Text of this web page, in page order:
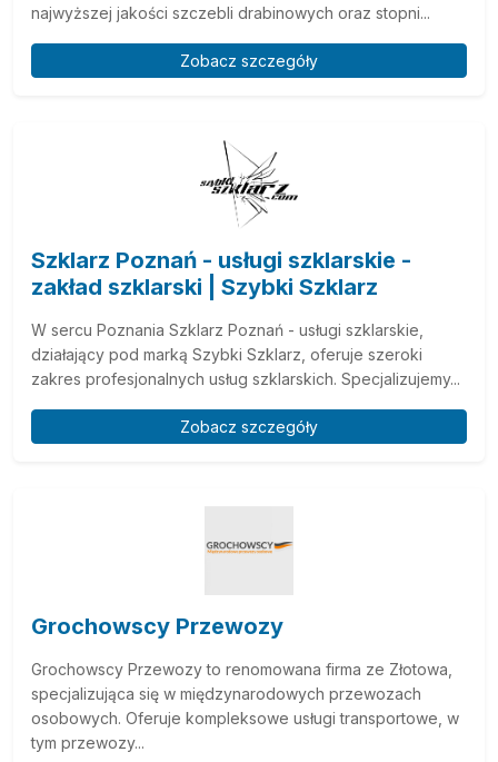
najwyższej jakości szczebli drabinowych oraz stopni...
Zobacz szczegóły
Szklarz Poznań - usługi szklarskie -
zakład szklarski | Szybki Szklarz
W sercu Poznania Szklarz Poznań - usługi szklarskie,
działający pod marką Szybki Szklarz, oferuje szeroki
zakres profesjonalnych usług szklarskich. Specjalizujemy...
Zobacz szczegóły
Grochowscy Przewozy
Grochowscy Przewozy to renomowana firma ze Złotowa,
specjalizująca się w międzynarodowych przewozach
osobowych. Oferuje kompleksowe usługi transportowe, w
tym przewozy...